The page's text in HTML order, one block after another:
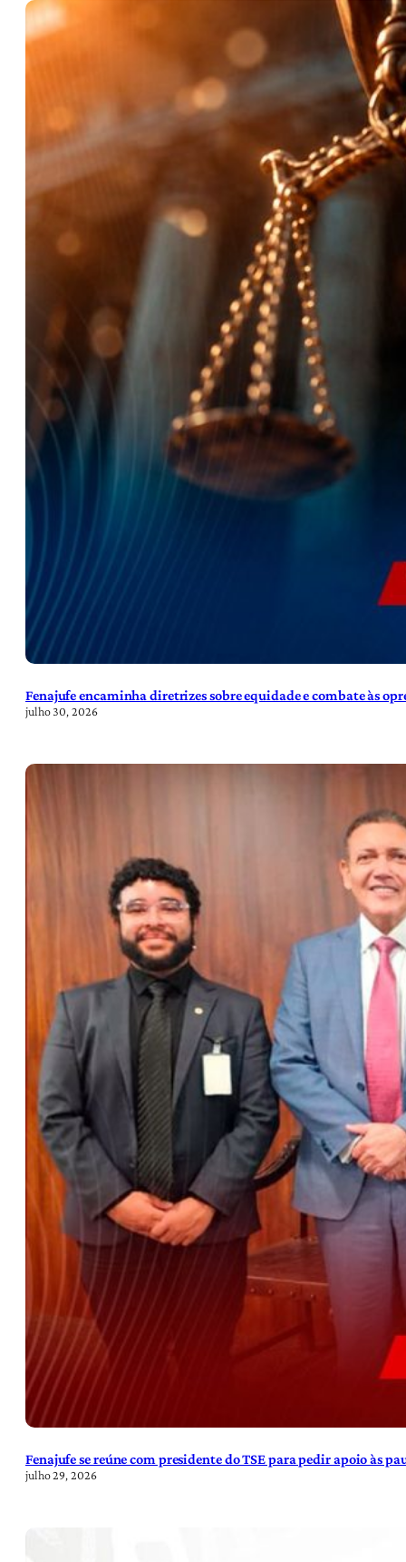
Fenajufe encaminha diretrizes sobre equidade e combate às
julho 30, 2026
Fenajufe se reúne com presidente do TSE para pedir apoio às
julho 29, 2026